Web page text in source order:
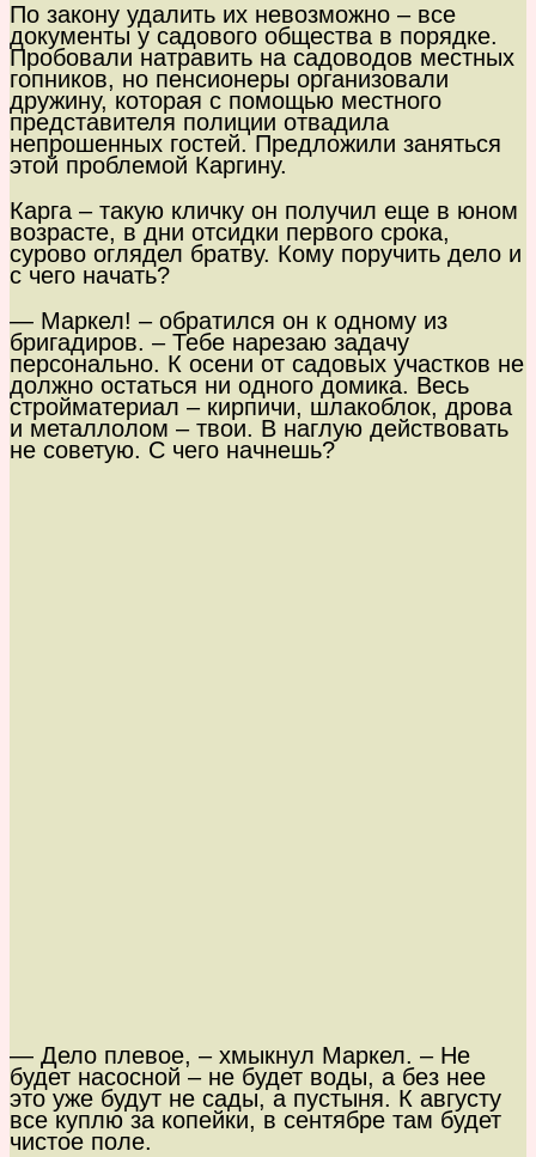
По закону удалить их невозможно – все
документы у садового общества в порядке.
Пробовали натравить на садоводов местных
гопников, но пенсионеры организовали
дружину, которая с помощью местного
представителя полиции отвадила
непрошенных гостей. Предложили заняться
этой проблемой Каргину.
Карга – такую кличку он получил еще в юном
возрасте, в дни отсидки первого срока,
сурово оглядел братву. Кому поручить дело и
с чего начать?
— Маркел! – обратился он к одному из
бригадиров. – Тебе нарезаю задачу
персонально. К осени от садовых участков не
должно остаться ни одного домика. Весь
стройматериал – кирпичи, шлакоблок, дрова
и металлолом – твои. В наглую действовать
не советую. С чего начнешь?
— Дело плевое, – хмыкнул Маркел. – Не
будет насосной – не будет воды, а без нее
это уже будут не сады, а пустыня. К августу
все куплю за копейки, в сентябре там будет
чистое поле.